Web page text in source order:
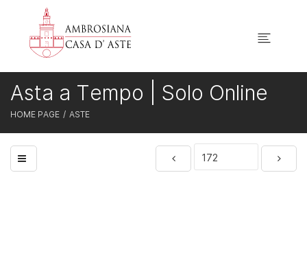
HOME PAGE ASTE
Asta a Tempo | Solo Online